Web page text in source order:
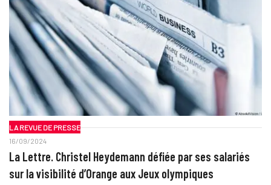
LA REVUE DE PRESSE
16/09/2024
La Lettre. Christel Heydemann défiée par ses salariés
sur la visibilité d’Orange aux Jeux olympiques